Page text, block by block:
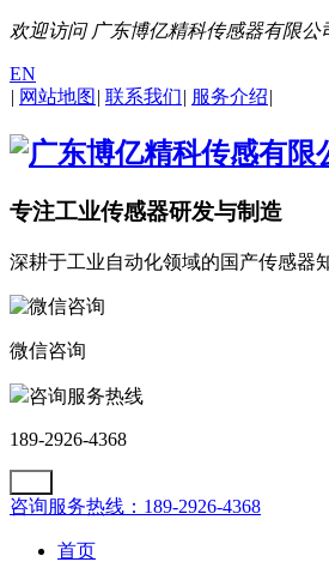
欢迎访问 广东博亿精科传感器有限公
EN
| 网站地图 | 联系我们| 服务介绍|
专注工业传感器研发与制造
深耕于工业自动化领域的国产传感器
微信咨询
咨询服务热线
189-2926-4368
咨询服务热线：189-2926-4368
首页